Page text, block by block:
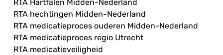
RTA Hartfalen Midden-Nederland
RTA hechtingen Midden-Nederland
RTA medicatieproces ouderen Midden-Nederland
RTA medicatieproces regio Utrecht
RTA medicatieveiligheid